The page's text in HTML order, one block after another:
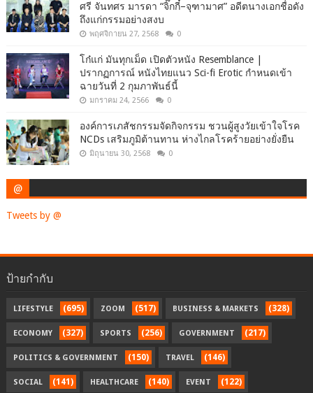
ศรี จันทศร มารดา “จิ๊กกี๋–จุฑามาศ” อดีตนางเอกชื่อดัง
ถึงแก่กรรมอย่างสงบ
พฤศจิกายน 27, 2568 0
โก๋แก่ มันทุกเม็ด เปิดตัวหนัง Resemblance |
ปรากฏการณ์ หนังไทยแนว Sci-fi Erotic กำหนดเข้า
ฉายวันที่ 2 กุมภาพันธ์นี้
มกราคม 24, 2566 0
องค์การเภสัชกรรมจัดกิจกรรม ชวนผู้สูงวัยเข้าใจโรค
NCDs เสริมภูมิต้านทาน ห่างไกลโรคร้ายอย่างยั่งยืน
มิถุนายน 30, 2568 0
@
Tweets by @
ป้ายกำกับ
LIFESTYLE (695) ZOOM (517) BUSINESS & MARKETS (328)
ECONOMY (327) SPORTS (256) GOVERNMENT (217)
POLITICS & GOVERNMENT (150) TRAVEL (146)
SOCIAL (141) HEALTHCARE (140) EVENT (122)